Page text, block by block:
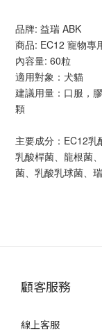
品牌: 益瑞 ABK
商品: EC12 寵物專
內容量: 60粒
適用對象：犬貓
建議用量：口服，
顆
主要成分：EC12
乳酸桿菌、龍根菌
菌、乳酸乳球菌、
顧客服務
線上客服